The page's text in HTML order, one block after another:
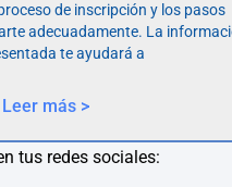
de inscripción y los pasos
adecuadamente. La
te ayudará a
Leer más >
tus redes sociales: